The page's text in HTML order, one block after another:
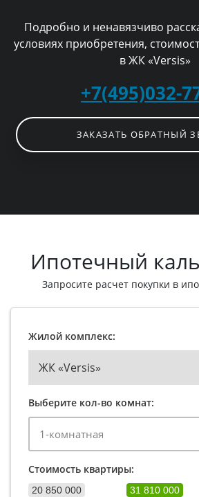
Подробно и ненавязчиво
условиях приобретения,
в ЖК «Versis»
+7(495)032-
ЗАКАЗАТЬ ОБРАТНЫЙ
Ипотечный
Запросите расчет покупки в
Жилой комплекс:
ЖК «Versis»
Выберите кол-во комнат:
Стоимость квартиры:
20 850 000 31 810 000